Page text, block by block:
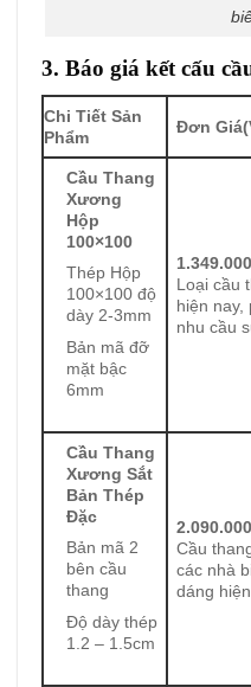
3. Báo giá kết cấu
Chi Tiết Sản
Phẩm
Đơn
Cầu Thang
Xương
Hộp
100×100
Thép Hộp
100×100 độ
dày 2-3mm
Bản mã đỡ
mặt bậc
6mm
Loại cầu
hiện nay,
nhu cầu
Cầu Thang
Xương Sắt
Bản Thép
Đặc
Bản mã 2
bên cầu
thang
Độ dày thép
1.2 – 1.5cm
Cầu
các nhà
dáng